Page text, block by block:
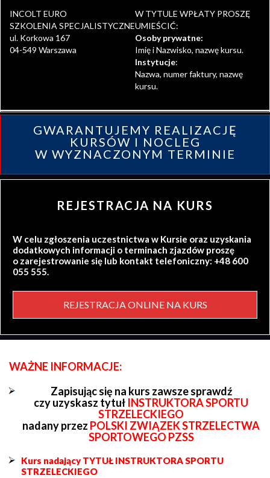
INCOLT EURO
SZKOLENIA SPECJALISTYCZNE
ul. Korkowa 167
04-549 Warszawa
W TYTULE WPŁATY PROSZĘ
UMIEŚCIĆ:
Osoby prywatne:
Imię i Nazwisko, nazwę kursu.
Instytucje:
Nazwa, numer faktury, nazwę
kursu.
GWARANTUJEMY REALIZACJĘ
KURSÓW I NOCLEG
W WYZNACZONYM TERMINIE
REJESTRACJA NA KURS
W celu zgłoszenia uczestnictwa w Kursie oraz uzyskania
dodatkowych informacji o terminach zjazdów proszę
o zarejestrowanie się lub kontakt telefoniczny: +48 600
055 555.
REJESTRACJA ONLINE NA KURS
WAŻNE INFORMACJE:
Zapisując się na kurs zawsze sprawdź
czy uzyskasz tytuł INSTRUKTORA SPORTU
STRZELECKIEGO
nadany przez POLSKI ZWIĄZEK STRZELECTWA
SPORTOWEGO PZSS
Kurs nadający TYTUŁ INSTRUKTORA SPORTU
STRZELECKIEGO